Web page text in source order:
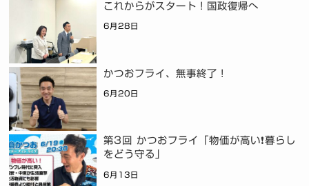
これからがスタート！国政復帰へ
6月28日
かつおフライ、無事終了！
6月20日
第3回 かつおフライ「物価が高い❗暮らし
をどう守る」
6月13日